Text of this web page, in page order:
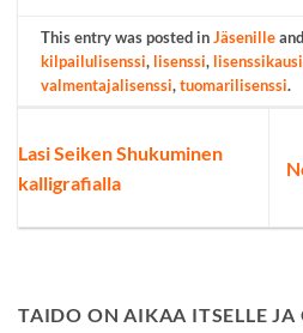
This entry was posted inJäsenille
kilpailulisenssi, lisenssi, lisenssikausi
valmentajalisenssi,tuomarilisenssi.
Lasi Seiken Shukuminen
kalligrafialla
TAIDO ON AIKAA ITSELLE JA